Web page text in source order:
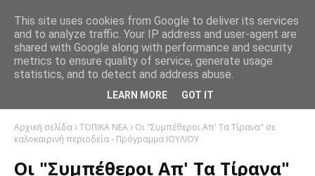
Αρχική σελίδα ΤΟΠΙΚΑ ΝΕΑ
Οι "Συμπέθεροι Απ' Τα Τίρανα" σε
καλοκαιρινή περιοδεία - Πρόγραμμα ΙΟΥΛΙΟΥ
Οι "Συμπέθεροι Απ' Τα Τίρανα"
This site uses cookies from Google to deliver its services
and to analyze traffic. Your IP address and user-agent are
shared with Google along with performance and security
metrics to ensure quality of service, generate usage
statistics, and to detect and address abuse.
LEARN MORE GOT IT